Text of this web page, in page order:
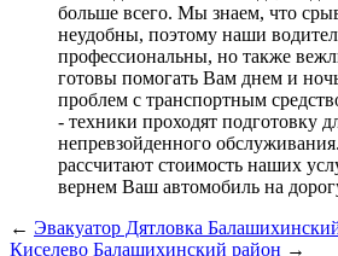
больше всего. Мы знаем, что
неудобны, поэтому наши
профессиональны, но также
готовы помогать Вам днем и
проблем с транспортным
- техники проходят подготовку
непревзойденного
рассчитают стоимость наших
вернем Ваш автомобиль на
← Эвакуатор Дятловка
Киселево Балашихинский район →